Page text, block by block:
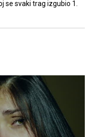
se svaki trag izgubio 1.